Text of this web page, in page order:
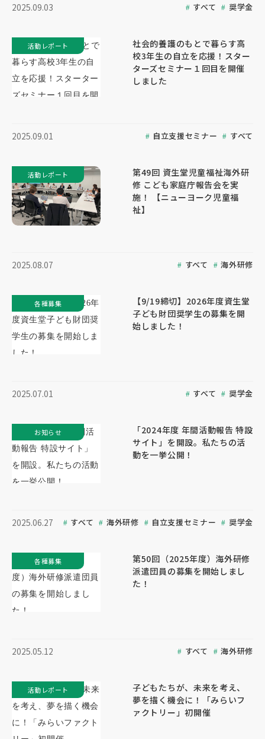
2025.09.03 すべて 奨学金
社会的養護のもとで暮らす高
校3年生の自立を応援！スター
ターズセミナー１回目を開催
しました
2025.09.01 自立支援セミナー すべて
活動レポート
第49回 資生堂児童福祉海外研
修 こども家庭庁報告会を実
施！ 【ニューヨーク児童福
祉】
2025.08.07 すべて 海外研修
活動レポート
【9/19締切】2026年度資生堂
子ども財団奨学生の募集を開
始しました！
2025.07.01 すべて 奨学金
各種募集
「2024年度 年間活動報告 特設
サイト」を開設。私たちの活
動を一挙公開！
2025.06.27 すべて 海外研修 自立支援セミナー 奨学金
お知らせ
第50回（2025年度）海外研修
派遣団員の募集を開始しまし
た！
2025.05.12 すべて 海外研修
各種募集
子どもたちが、未来を考え、
夢を描く機会に！「みらいフ
ァクトリー」初開催
活動レポート